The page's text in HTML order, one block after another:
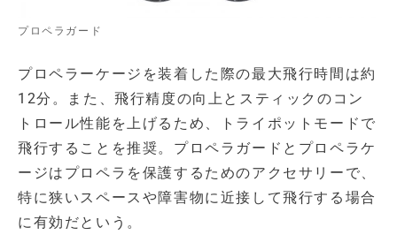
プロペラガード
プロペラーケージを装着した際の最大飛行時間は約
12分。また、飛行精度の向上とスティックのコン
トロール性能を上げるため、トライポットモードで
飛行することを推奨。プロペラガードとプロペラケ
ージはプロペラを保護するためのアクセサリーで、
特に狭いスペースや障害物に近接して飛行する場合
に有効だという。